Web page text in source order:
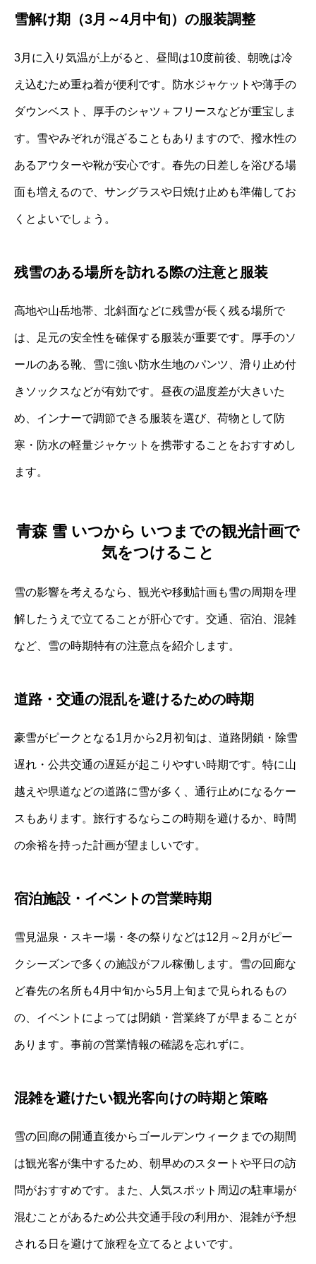
雪解け期（3月～4月中旬）の服装調整
3月に入り気温が上がると、昼間は10度前後、朝晩は冷
え込むため重ね着が便利です。防水ジャケットや薄手の
ダウンベスト、厚手のシャツ＋フリースなどが重宝しま
す。雪やみぞれが混ざることもありますので、撥水性の
あるアウターや靴が安心です。春先の日差しを浴びる場
面も増えるので、サングラスや日焼け止めも準備してお
くとよいでしょう。
残雪のある場所を訪れる際の注意と服装
高地や山岳地帯、北斜面などに残雪が長く残る場所で
は、足元の安全性を確保する服装が重要です。厚手のソ
ールのある靴、雪に強い防水生地のパンツ、滑り止め付
きソックスなどが有効です。昼夜の温度差が大きいた
め、インナーで調節できる服装を選び、荷物として防
寒・防水の軽量ジャケットを携帯することをおすすめし
ます。
青森 雪 いつから いつまでの観光計画で
気をつけること
雪の影響を考えるなら、観光や移動計画も雪の周期を理
解したうえで立てることが肝心です。交通、宿泊、混雑
など、雪の時期特有の注意点を紹介します。
道路・交通の混乱を避けるための時期
豪雪がピークとなる1月から2月初旬は、道路閉鎖・除雪
遅れ・公共交通の遅延が起こりやすい時期です。特に山
越えや県道などの道路に雪が多く、通行止めになるケー
スもあります。旅行するならこの時期を避けるか、時間
の余裕を持った計画が望ましいです。
宿泊施設・イベントの営業時期
雪見温泉・スキー場・冬の祭りなどは12月～2月がピー
クシーズンで多くの施設がフル稼働します。雪の回廊な
ど春先の名所も4月中旬から5月上旬まで見られるもの
の、イベントによっては閉鎖・営業終了が早まることが
あります。事前の営業情報の確認を忘れずに。
混雑を避けたい観光客向けの時期と策略
雪の回廊の開通直後からゴールデンウィークまでの期間
は観光客が集中するため、朝早めのスタートや平日の訪
問がおすすめです。また、人気スポット周辺の駐車場が
混むことがあるため公共交通手段の利用か、混雑が予想
される日を避けて旅程を立てるとよいです。